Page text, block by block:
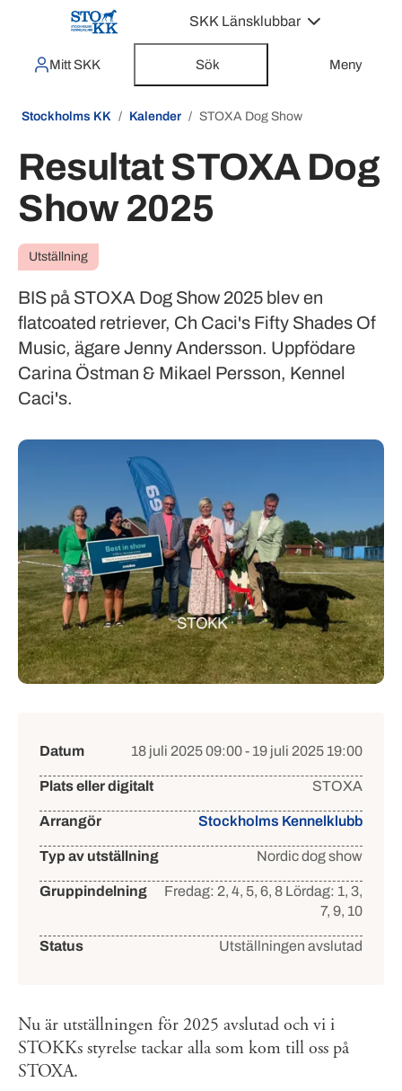
SKK Länsklubbar
Mitt SKK Sök Meny
Stockholms KK Kalender STOXA Dog Show
Resultat STOXA Dog
Show 2025
Utställning
BIS på STOXA Dog Show 2025 blev en
flatcoated retriever, Ch Caci's Fifty Shades Of
Music, ägare Jenny Andersson. Uppfödare
Carina Östman & Mikael Persson, Kennel
Caci's.
Datum 18 juli 2025 09:00 - 19 juli 2025 19:00
Plats eller digitalt STOXA
Arrangör Stockholms Kennelklubb
Typ av utställning Nordic dog show
Gruppindelning Fredag: 2, 4, 5, 6, 8 Lördag: 1, 3,
7, 9, 10
Status Utställningen avslutad
Nu är utställningen för 2025 avslutad och vi i
STOKKs styrelse tackar alla som kom till oss på
STOXA.